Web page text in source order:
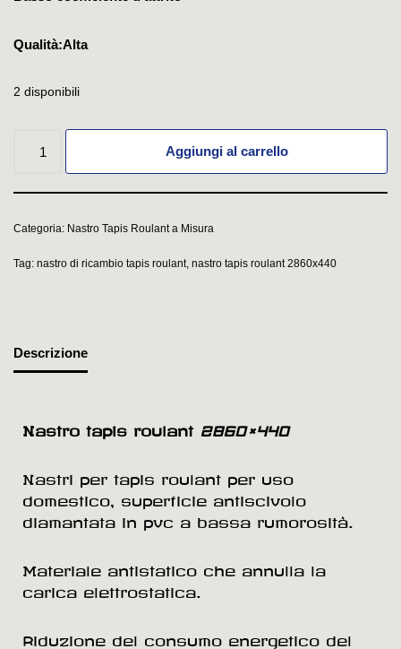
Qualità:Alta
2 disponibili
Aggiungi al carrello
Categoria: Nastro Tapis Roulant a Misura
Tag: nastro di ricambio tapis roulant, nastro tapis roulant 2860x440
Descrizione
Nastro tapis roulant2860×440
Nastri per tapis roulant per uso
domestico, superficie antiscivolo
diamantata in pvc a bassa rumorosità.
Materiale antistatico che annulla la
carica elettrostatica.
Riduzione del consumo energetico del